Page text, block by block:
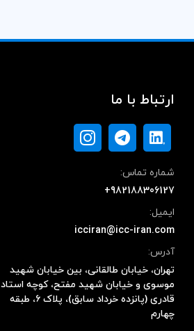
ارتباط با ما
شماره تماس:
+982188306127
ایمیل:
icciran@icc-iran.com
آدرس:
تهران، خیابان طالقانی، بین خیابان شهید
موسوی و خیابان شهید مفتح، کوچه استاد
قادری (پانزده خرداد سابق)، پلاک ۶، طبقه
چهارم